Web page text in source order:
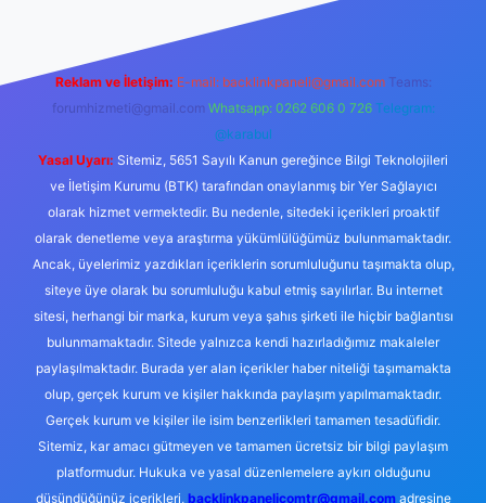
Reklam ve İletişim: E-mail: backlinkpaneli@gmail.com Teams:
forumhizmeti@gmail.com Whatsapp: 0262 606 0 726 Telegram:
@karabul
Yasal Uyarı: Sitemiz, 5651 Sayılı Kanun gereğince Bilgi Teknolojileri
ve İletişim Kurumu (BTK) tarafından onaylanmış bir Yer Sağlayıcı
olarak hizmet vermektedir. Bu nedenle, sitedeki içerikleri proaktif
olarak denetleme veya araştırma yükümlülüğümüz bulunmamaktadır.
Ancak, üyelerimiz yazdıkları içeriklerin sorumluluğunu taşımakta olup,
siteye üye olarak bu sorumluluğu kabul etmiş sayılırlar. Bu internet
sitesi, herhangi bir marka, kurum veya şahıs şirketi ile hiçbir bağlantısı
bulunmamaktadır. Sitede yalnızca kendi hazırladığımız makaleler
paylaşılmaktadır. Burada yer alan içerikler haber niteliği taşımamakta
olup, gerçek kurum ve kişiler hakkında paylaşım yapılmamaktadır.
Gerçek kurum ve kişiler ile isim benzerlikleri tamamen tesadüfidir.
Sitemiz, kar amacı gütmeyen ve tamamen ücretsiz bir bilgi paylaşım
platformudur. Hukuka ve yasal düzenlemelere aykırı olduğunu
düşündüğünüz içerikleri, backlinkpanelicomtr@gmail.comadresine